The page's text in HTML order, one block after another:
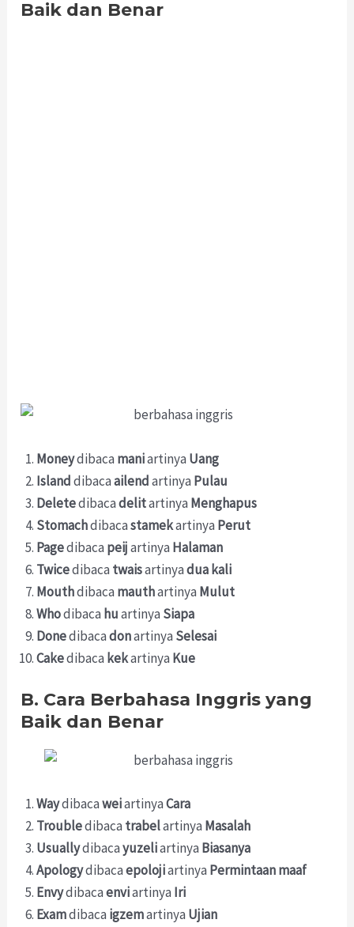
Baik dan Benar
Moneydibaca maniartinya Uang
Islanddibacaailendartinya Pulau
Deletedibacadelitartinya Menghapus
Stomachdibacastamekartinya Perut
Pagedibaca peijartinya Halaman
Twicedibaca twaisartinyadua kali
Mouthdibaca mauthartinya Mulut
Whodibaca huartinya Siapa
Donedibacadonartinya Selesai
Cakedibaca kekartinya Kue
B. Cara Berbahasa Inggris yang
Baik dan Benar
WaydibacaweiartinyaCara
Troubledibaca trabelartinya Masalah
Usuallydibacayuzeliartinya Biasanya
Apologydibacaepolojiartinya Permintaan maaf
Envydibacaenviartinya Iri
Examdibaca igzemartinya Ujian